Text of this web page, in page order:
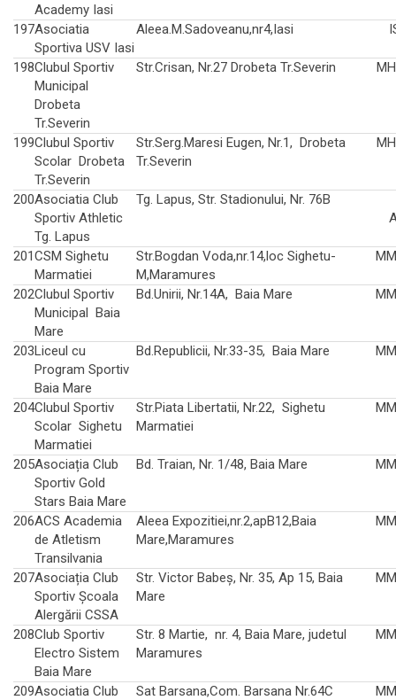
Academy Iasi
197Asociatia
Sportiva USV Iasi
Aleea.M.Sadoveanu,nr4,Iasi
198Clubul Sportiv
Municipal
Drobeta
Tr.Severin
Str.Crisan, Nr.27 Drobeta Tr.Severin
199Clubul Sportiv
Scolar Drobeta
Tr.Severin
Str.Serg.Maresi Eugen, Nr.1, Drobeta
Tr.Severin
200Asociatia Club
Sportiv Athletic
Tg. Lapus
Tg. Lapus, Str. Stadionului, Nr. 76B
201CSM Sighetu
Marmatiei
Str.Bogdan Voda,nr.14,loc Sighetu-
M,Maramures
202Clubul Sportiv
Municipal Baia
Mare
Bd.Unirii, Nr.14A, Baia Mare
203Liceul cu
Program Sportiv
Baia Mare
Bd.Republicii, Nr.33-35, Baia Mare
204Clubul Sportiv
Scolar Sighetu
Marmatiei
Str.Piata Libertatii, Nr.22, Sighetu
Marmatiei
205Asociația Club
Sportiv Gold
Stars Baia Mare
Bd. Traian, Nr. 1/48, Baia Mare
206ACS Academia
de Atletism
Transilvania
Aleea Expozitiei,nr.2,apB12,Baia
Mare,Maramures
207Asociația Club
Sportiv Școala
Alergării CSSA
Str. Victor Babeș, Nr. 35, Ap 15, Baia
Mare
208Club Sportiv
Electro Sistem
Baia Mare
Str. 8 Martie, nr. 4, Baia Mare, judetul
Maramures
209Asociatia Club
Sat Barsana,Com. Barsana Nr.64C